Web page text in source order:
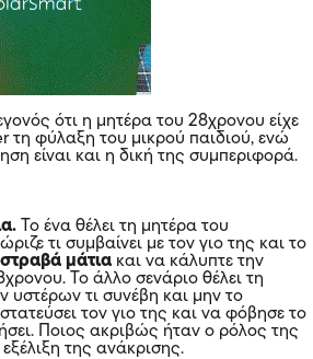
ότι η μητέρα του 28χρονου είχε
τη φύλαξη του μικρού παιδιού, ενώ
είναι και η δική της συμπεριφορά.
Το ένα θέλει τη μητέρα του
τι συμβαίνει με τον γιο της και το
μάτια και να κάλυπτε την
Το άλλο σενάριο θέλει τη
υστέρων τι συνέβη και μην το
τον γιο της και να φόβησε το
Ποιος ακριβώς ήταν ο ρόλος της
της ανάκρισης.